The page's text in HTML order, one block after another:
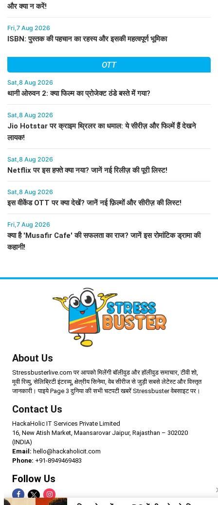
और क्या न करें!
Fri,7 Aug 2026
ISBN: पुस्तक की पहचान का रहस्य और इसकी महत्वपूर्ण भूमिका
OTT
Sat,8 Aug 2026
थानी ओरुवन 2: क्या फिल्म का प्रोजेक्ट ठंडे बस्ते में गया?
Sat,8 Aug 2026
Jio Hotstar पर क्राइम थ्रिलर का धमाल: ये सीरीज़ और फिल्में हैं देखने
लायक!
Sat,8 Aug 2026
Netflix पर इस हफ्ते क्या नया? जानें नई रिलीज़ की पूरी लिस्ट!
Sat,8 Aug 2026
इस वीकेंड OTT पर क्या देखें? जानें नई फ़िल्मों और सीरीज़ की लिस्ट!
Fri,7 Aug 2026
क्या है 'Musafir Cafe' की सफलता का राज? जानें इस रोमांटिक ड्रामा की
कहानी!
About Us
Stressbusterlive.com पर आपको मिलेंगी बॉलीवुड और हॉलीवुड समाचार, टीवी शो,
मूवी रिव्यु, सेलिब्रिटी इंटरव्यू, क्षेत्रीय सिनेमा, वेब सीरीज से जुड़ी सबसे लेटेस्ट और विस्तृत
जानकारी। पाइये Page 3 दुनिया की सभी चटपटी खबरें Stressbuster वेबसाइट पर।
Contact Us
HackaHolic IT Services Private Limited
16, New Atish Market, Maansarovar Jaipur, Rajasthan – 302020
(INDIA)
Email: hello@hackaholicit.com
Phone: +91-8949469483
Follow Us